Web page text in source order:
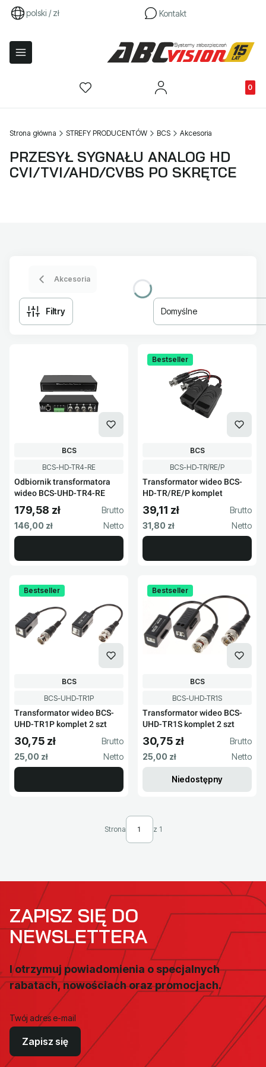
polski / zł Kontakt
Strona główna STREFY PRODUCENTÓW BCS Akcesoria
PRZESYŁ SYGNAŁU ANALOG HD
CVI/TVI/AHD/CVBS PO SKRĘTCE
Akcesoria
Filtry Domyślne
Kod produktu
BCS-HD-TR4-RE
Odbiornik transformatora
wideo BCS-UHD-TR4-RE
PRODUCENT
BCS
Cena brutto
179,58 zł
Cena netto
146,00 zł
Bestseller
Kod produktu
BCS-HD-TR/RE/P
Transformator wideo BCS-
HD-TR/RE/P komplet
PRODUCENT
BCS
Cena brutto
39,11 zł
Cena netto
31,80 zł
Bestseller
Kod produktu
BCS-UHD-TR1P
Transformator wideo BCS-
UHD-TR1P komplet 2 szt
PRODUCENT
BCS
Cena brutto
30,75 zł
Cena netto
25,00 zł
Bestseller
Kod produktu
BCS-UHD-TR1S
Transformator wideo BCS-
UHD-TR1S komplet 2 szt
PRODUCENT
BCS
Cena brutto
30,75 zł
Cena netto
25,00 zł
Niedostępny
Strona z 1
ZAPISZ SIĘ DO
NEWSLETTERA
I otrzymuj powiadomienia o specjalnych
rabatach, nowościach oraz promocjach.
Twój adres e-mail
Zapisz się